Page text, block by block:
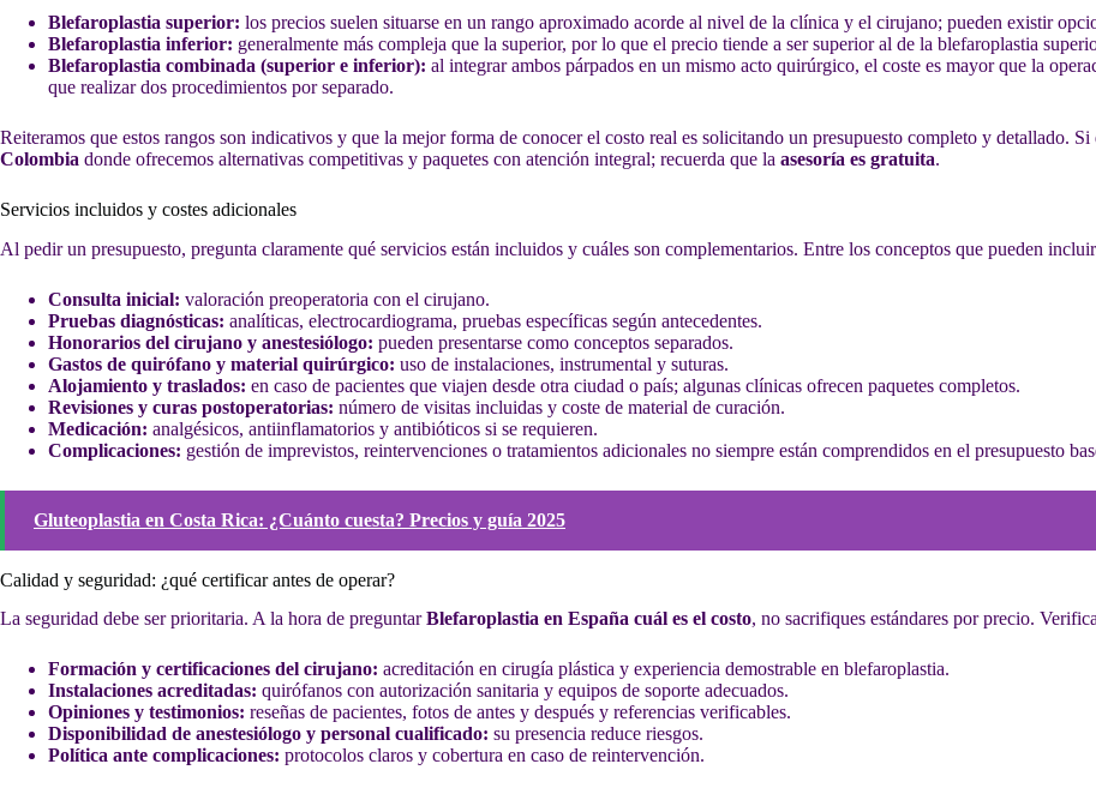
Blefaroplastia superior: los precios suelen situarse en un rango aproximado acorde al nivel de la clínica y el cirujano; pueden existir
Blefaroplastia inferior: generalmente más compleja que la superior, por lo que el precio tiende a ser superior al de la blefaroplastia
Blefaroplastia combinada (superior e inferior): al integrar ambos párpados en un mismo acto quirúrgico, el coste es mayor que la
que realizar dos procedimientos por separado.
Reiteramos que estos rangos son indicativos y que la mejor forma de conocer el costo real es solicitando un presupuesto completo y detallado. Si
Colombia donde ofrecemos alternativas competitivas y paquetes con atención integral; recuerda que la asesoría es gratuita.
Servicios incluidos y costes adicionales
Al pedir un presupuesto, pregunta claramente qué servicios están incluidos y cuáles son complementarios. Entre los conceptos que pueden
Consulta inicial: valoración preoperatoria con el cirujano.
Pruebas diagnósticas: analíticas, electrocardiograma, pruebas específicas según antecedentes.
Honorarios del cirujano y anestesiólogo: pueden presentarse como conceptos separados.
Gastos de quirófano y material quirúrgico: uso de instalaciones, instrumental y suturas.
Alojamiento y traslados: en caso de pacientes que viajen desde otra ciudad o país; algunas clínicas ofrecen paquetes completos.
Revisiones y curas postoperatorias: número de visitas incluidas y coste de material de curación.
Medicación: analgésicos, antiinflamatorios y antibióticos si se requieren.
Complicaciones: gestión de imprevistos, reintervenciones o tratamientos adicionales no siempre están comprendidos en el presupuesto
Gluteoplastia en Costa Rica: ¿Cuánto cuesta? Precios y guía 2025
Calidad y seguridad: ¿qué certificar antes de operar?
La seguridad debe ser prioritaria. A la hora de preguntarBlefaroplastia en España cuál es el costo, no sacrifiques estándares por precio.
Formación y certificaciones del cirujano: acreditación en cirugía plástica y experiencia demostrable en blefaroplastia.
Instalaciones acreditadas: quirófanos con autorización sanitaria y equipos de soporte adecuados.
Opiniones y testimonios: reseñas de pacientes, fotos de antes y después y referencias verificables.
Disponibilidad de anestesiólogo y personal cualificado: su presencia reduce riesgos.
Política ante complicaciones: protocolos claros y cobertura en caso de reintervención.